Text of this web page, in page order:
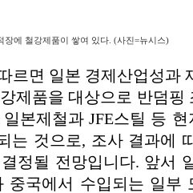
장에 철강제품이 쌓여 있다. (사진=뉴시스)
르면 일본 경제산업성과
제품을 대상으로 반덤핑
본제철과 JFE스틸 등
는 것으로, 조사 결과에
정될 전망입니다. 앞서
중국에서 수입되는 일부